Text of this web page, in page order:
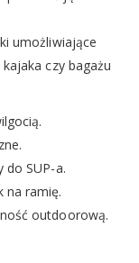
umożliwiające
czy bagażu
do SUP-a.
na ramię.
outdoorową.